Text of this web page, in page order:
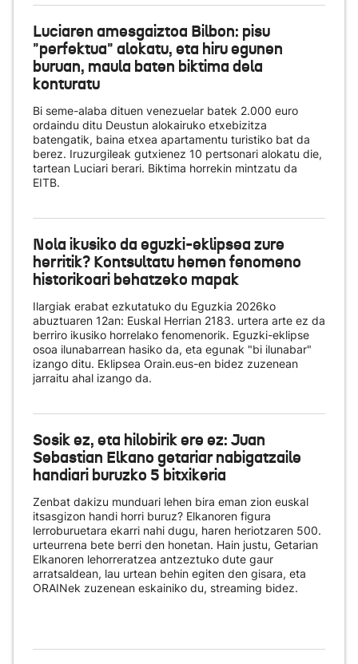
Luciaren amesgaiztoa Bilbon: pisu
"perfektua" alokatu, eta hiru egunen
buruan, maula baten biktima dela
konturatu
Bi seme-alaba dituen venezuelar batek 2.000 euro
ordaindu ditu Deustun alokairuko etxebizitza
batengatik, baina etxea apartamentu turistiko bat da
berez. Iruzurgileak gutxienez 10 pertsonari alokatu die,
tartean Luciari berari. Biktima horrekin mintzatu da
EITB.
Nola ikusiko da eguzki-eklipsea zure
herritik? Kontsultatu hemen fenomeno
historikoari behatzeko mapak
Ilargiak erabat ezkutatuko du Eguzkia 2026ko
abuztuaren 12an: Euskal Herrian 2183. urtera arte ez da
berriro ikusiko horrelako fenomenorik. Eguzki-eklipse
osoa ilunabarrean hasiko da, eta egunak "bi ilunabar"
izango ditu. Eklipsea Orain.eus-en bidez zuzenean
jarraitu ahal izango da.
Sosik ez, eta hilobirik ere ez: Juan
Sebastian Elkano getariar nabigatzaile
handiari buruzko 5 bitxikeria
Zenbat dakizu munduari lehen bira eman zion euskal
itsasgizon handi horri buruz? Elkanoren figura
lerroburuetara ekarri nahi dugu, haren heriotzaren 500.
urteurrena bete berri den honetan. Hain justu, Getarian
Elkanoren lehorreratzea antzeztuko dute gaur
arratsaldean, lau urtean behin egiten den gisara, eta
ORAINek zuzenean eskainiko du, streaming bidez.